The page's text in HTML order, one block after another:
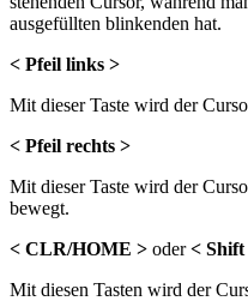
ausgefüllten blinkenden hat.
< Pfeil links >
Mit dieser Taste wird der
< Pfeil rechts >
Mit dieser Taste wird der
bewegt.
< CLR/HOME > oder<
Mit diesen Tasten wird der